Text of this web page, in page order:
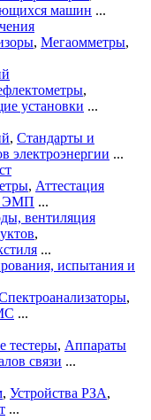
машин ...
, Мегаомметры,
,
установки ...
, Стандарты и
электроэнергии ...
, Аттестация
ЭМП ...
вентиляция
,
...
испытания и
,
...
тестеры, Аппараты
связи ...
, Устройства РЗА,
...